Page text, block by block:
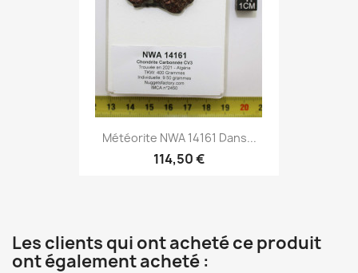
Météorite NWA 14161 Dans...
114,50 €
Les clients qui ont acheté ce produit
ont également acheté :